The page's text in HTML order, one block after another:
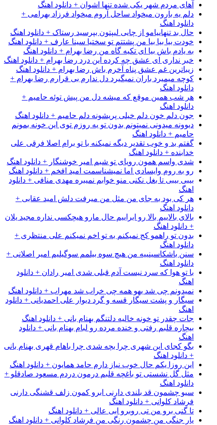
آهای مردم شهر یکی شده تنها اشوان + دانلود اهنگ
دلم یه بارون میخواد ساحل آروم میخواد فرزاد بهرامی +
دانلود اهنگ
حال بد تنهاییامو از چایی لیپتون بپرسید رستاک + دانلود اهنگ
خودت بیا بیا بیا من پشتتم تو سختیا سینا عارف + دانلود اهنگ
به یادم باش بیا ای تکیه گاه من رضا بهرام + دانلود اهنگ
خبر نداری ای عشق چه کرده این درد رضا بهرام + دانلود اهنگ
زیباترین غم عشق پناه آخرم باش رضا بهرام + دانلود اهنگ
کوچه میمیرد باران نمیگیرد دل ندارم بی قرارم رضا بهرام +
دانلود اهنگ
هر شب همین موقع که میشه دل من پیش توئه حامیم +
دانلود اهنگ
جون دلم خون دلم خیلی پریشونه دلم حامیم + دانلود اهنگ
دیوونه میدونی نمیتونم بدون تو یه روزم توی این خونه بمونم
حامیم + دانلود اهنگ
گفتم بد و خوب تقدیر دیگه نمیکنه با تو برام اصلا فرقی علی
خدابنده + دانلود اهنگ
شدی واسم همون رویای تو شبم امیر خوشنگار + دانلود اهنگ
رو به روم وایسادی اما نمیشناسمت امید افخم + دانلود اهنگ
بیبی بیبی تا بغل نکنی منو خوابم نمیبره مهدی منافی + دانلود
اهنگ
هر کی بود به جای من مثل من میرفت دلش امید عقابی +
دانلود اهنگ
بالای بالاییم بالا رو ابراییم حال مارو هیچکسی نداره مجید یلان
+ دانلود اهنگ
بدون تو راهمو کج نمیکنم به تو اخم نمیکنم علی منتظری +
دانلود اهنگ
سنن باشکاسینییه من هیچ سوه بیلمم سوگیلیم امیر اصلانی +
دانلود اهنگ
با تو هوا که سرد نیست آدم قبلی شدی امیر رادان + دانلود
اهنگ
نمیدونم چی شد یهو همه چی خراب شد مهراب + دانلود اهنگ
سیگار و پشت سیگار قسه و گرد دیوار علی احمدیانی + دانلود
اهنگ
جات چقدر تو خونه خالیه دلتنگم بهنام بانی + دانلود اهنگ
بیچاره قلبم رفتی و خنده مرده رو لبام بهنام بانی + دانلود
اهنگ
بگو کجای این شهری چرا بچه شدی چرا باهام قهری بهنام بانی
+ دانلود اهنگ
این روزا یکم حال خوب نیاز دارم حامد همایون + دانلود اهنگ
مثل گل نشستی تو باغچه قلبم درمون دردم مسعود صادقلو +
دانلود اهنگ
سیو چشمون قد بلندی دارنی ابرو کمون زلف قشنگی دارنی
فرشاد کلوانی + دانلود اهنگ
تا گنی برو من تی روبرو ابی عالی + دانلود اهنگ
یار جنگی من چشمون رنگی من فرشاد کلوانی + دانلود اهنگ